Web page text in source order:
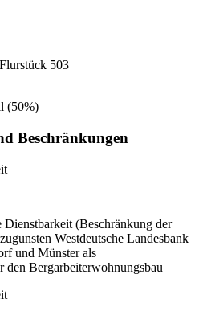
503
(50%)
Beschränkungen
Dienstbarkeit (Beschränkung der
Westdeutsche Landesbank
und Münster als
den Bergarbeiterwohnungsbau